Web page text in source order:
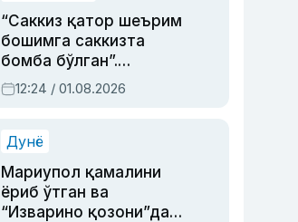
“Саккиз қатор шеърим
бошимга саккизта
бомба бўлган”.
Абдулла Ориповни
сиёсий айбловлардан
12:24 / 01.08.2026
Дунё
Мариупол қамалини
ёриб ўтган ва
“Изварино қозони”дан